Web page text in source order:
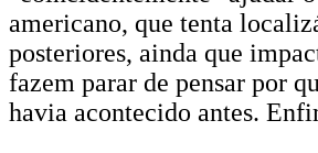
americano, que tenta
posteriores, ainda que
fazem parar de pensar por
havia acontecido antes.